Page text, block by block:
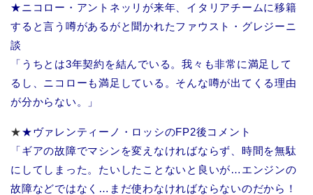
★ニコロー・アントネッリが来年、イタリアチームに移籍
すると言う噂があるがと聞かれたファウスト・グレジーニ
談
「うちとは3年契約を結んでいる。我々も非常に満足して
るし、ニコローも満足している。そんな噂が出てくる理由
が分からない。」
★★ヴァレンティーノ・ロッシのFP2後コメント
「ギアの故障でマシンを変えなければならず、時間を無駄
にしてしまった。たいしたことないと良いが…エンジンの
故障などではなく…まだ使わなければならないのだから！